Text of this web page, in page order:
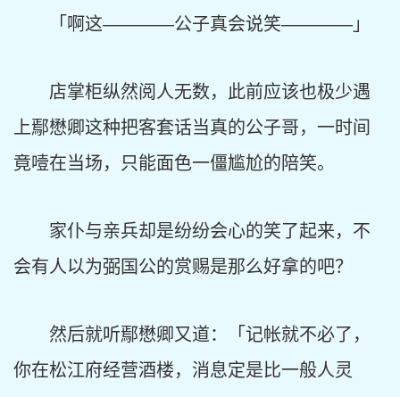
「啊这————公子真会说笑————」
店掌柜纵然阅人无数，此前应该也极少遇
上鄢懋卿这种把客套话当真的公子哥，一时间
竟噎在当场，只能面色一僵尴尬的陪笑。
家仆与亲兵却是纷纷会心的笑了起来，不
会有人以为弼国公的赏赐是那么好拿的吧？
然后就听鄢懋卿又道：「记帐就不必了，
你在松江府经营酒楼，消息定是比一般人灵